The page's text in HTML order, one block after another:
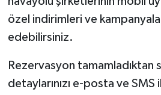
özel indirimleri ve
edebilirsiniz.
Rezervasyon tamamladıktan
detaylarınızı e-posta ve SMS